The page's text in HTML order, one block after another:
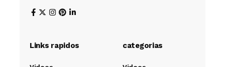
Links rapidos categorias